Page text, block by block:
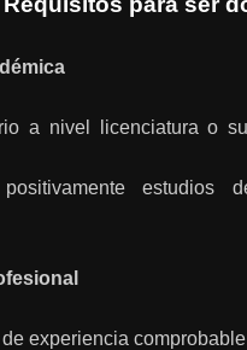
a nivel licenciatura o
estudios
experiencia